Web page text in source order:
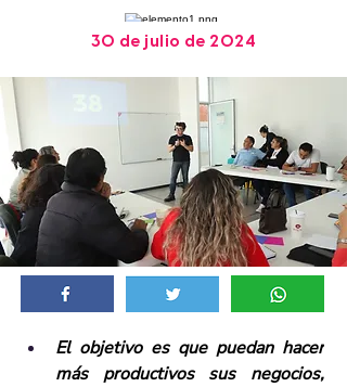
30 de julio de 2024
El objetivo es que puedan hacer
más productivos sus negocios,